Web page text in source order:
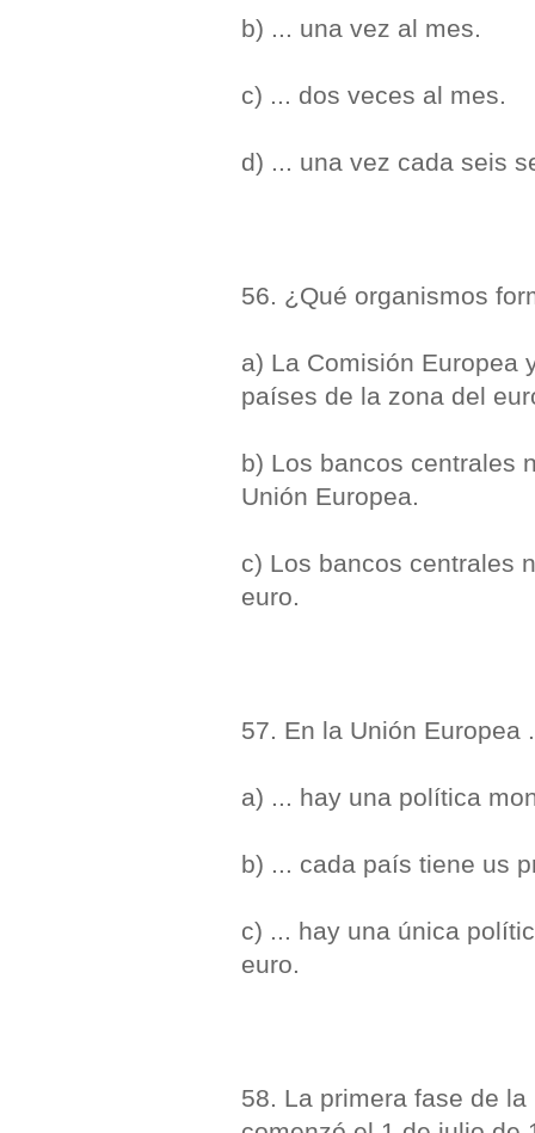
b) ... una vez al mes.
c) ... dos veces al mes.
d) ... una vez cada seis
56. ¿Qué organismos
a) La Comisión Europea
países de la zona del
b) Los bancos centrales
Unión Europea.
c) Los bancos centrales
euro.
57. En la Unión Europea
a) ... hay una política
b) ... cada país tiene us
c) ... hay una única
euro.
58. La primera fase de